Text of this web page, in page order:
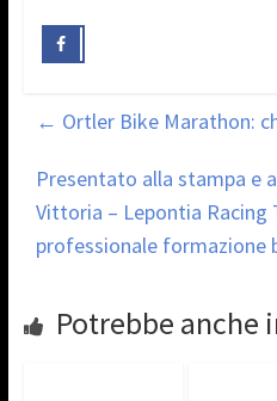
← Ortler Bike Marathon:
Presentato alla stampa e
Vittoria – Lepontia Racing
professionale formazione
Potrebbe anche